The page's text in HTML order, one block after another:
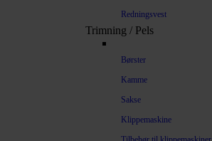
Redningsvest
Trimning / Pels
Børster
Kamme
Sakse
Klippemaskine